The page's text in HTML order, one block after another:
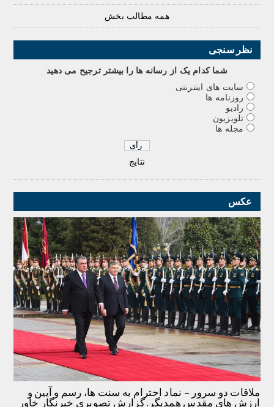
همه مطالب بخش
نظر سنجی
شما کدام يک از رسانه ها را بيشتر ترجيح می دهيد
سایت های اینترنتی
روزنامه ها
رادیو
تلویزیون
مجله ها
نتایج
عکس
ملاقات دو سرور – نماد احترام به سنت ها، رسم و آیین و
ارزش های مقدس همدیگر. گزارش تصویری خبرنگار خاور